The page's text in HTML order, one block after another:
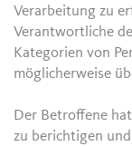
Verarbeitung zu
Verantwortliche
Kategorien von
möglicherweise
Der Betroffene
zu berichtigen